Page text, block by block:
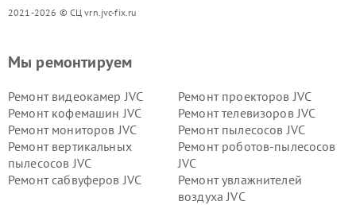
2021-2026 © СЦ vrn.jvc-fix.ru
Мы ремонтируем
Ремонт видеокамер JVC
Ремонт проекторов JVC
Ремонт кофемашин JVC
Ремонт телевизоров JVC
Ремонт мониторов JVC
Ремонт пылесосов JVC
Ремонт вертикальных
пылесосов JVC
Ремонт роботов-пылесосов
JVC
Ремонт сабвуферов JVC
Ремонт увлажнителей
воздуха JVC